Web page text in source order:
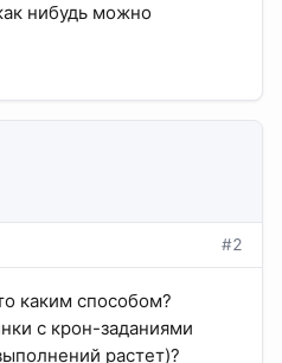
нибудь можно
#2
каким способом?
с крон-заданиями
растет)?